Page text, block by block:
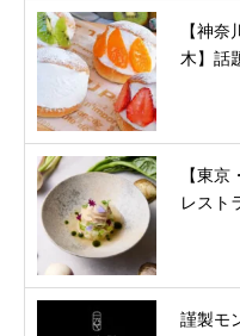
【神
木】話
【東
レスト
謹製モ